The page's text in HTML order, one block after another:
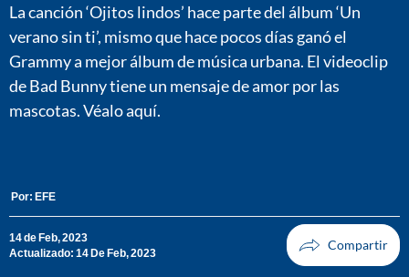
La canción ‘Ojitos lindos’ hace parte del álbum ‘Un
verano sin ti’, mismo que hace pocos días ganó el
Grammy a mejor álbum de música urbana. El videoclip
de Bad Bunny tiene un mensaje de amor por las
mascotas. Véalo aquí.
Por: EFE
14 de Feb, 2023
Actualizado: 14 De Feb, 2023